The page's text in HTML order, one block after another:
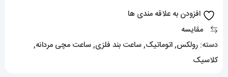
اتوماتیک
دورنگ
افزودن به علاقه مندی ها
مقایسه
دسته: رولکس,اتوماتیک,ساعت بند فلزی,ساعت مچی مردانه,
کلاسیک